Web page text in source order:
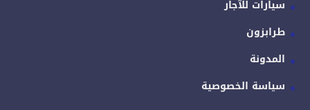
سيارات للآجار
طرابزون
المدونة
سياسة الخصوصية